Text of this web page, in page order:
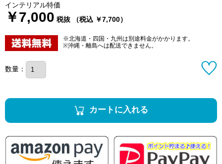
インテリアル特価
￥7,000 税抜 （税込 ￥7,700）
※北海道・四国・九州は別途料金がかかります。
※沖縄・離島へは配送できません。
数量：
カートに入れる